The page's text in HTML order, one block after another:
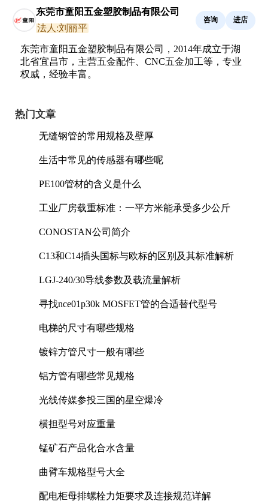
东莞市童阳五金塑胶制品有限公司
法人:刘丽平
咨询 进店
东莞市童阳五金塑胶制品有限公司，2014年成立于湖
北省宜昌市，主营五金配件、CNC五金加工等，专业
权威，经验丰富。
热门文章
无缝钢管的常用规格及壁厚
生活中常见的传感器有哪些呢
PE100管材的含义是什么
工业厂房载重标准：一平方米能承受多少公斤
CONOSTAN公司简介
C13和C14插头国标与欧标的区别及其标准解析
LGJ-240/30导线参数及载流量解析
寻找nce01p30k MOSFET管的合适替代型号
电梯的尺寸有哪些规格
镀锌方管尺寸一般有哪些
铝方管有哪些常见规格
光线传媒参投三国的星空爆冷
横担型号对应重量
锰矿石产品化合水含量
曲臂车规格型号大全
配电柜母排螺栓力矩要求及连接规范详解